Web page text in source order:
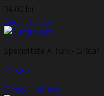
34,00 lei
Adaugă în coș
Specialitate A Turk - Grătar
Produs
Citește mai mult